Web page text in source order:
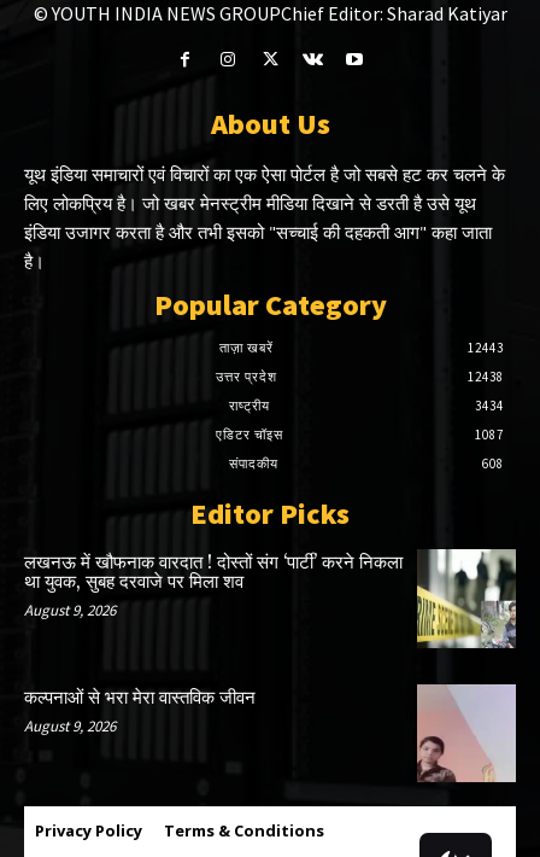
© YOUTH INDIA NEWS GROUPChief Editor: Sharad Katiyar
About Us
यूथ इंडिया समाचारों एवं विचारों का एक ऐसा पोर्टल है जो सबसे हट कर चलने के
लिए लोकप्रिय है। जो खबर मेनस्ट्रीम मीडिया दिखाने से डरती है उसे यूथ
इंडिया उजागर करता है और तभी इसको "सच्चाई की दहकती आग" कहा जाता
है।
Popular Category
ताज़ा खबरें
12443
उत्तर प्रदेश
12438
राष्ट्रीय
3434
एडिटर चॉइस
1087
संपादकीय
608
Editor Picks
लखनऊ में खौफनाक वारदात ! दोस्तों संग ‘पार्टी’ करने निकला
था युवक, सुबह दरवाजे पर मिला शव
August 9, 2026
कल्पनाओं से भरा मेरा वास्तविक जीवन
August 9, 2026
Privacy Policy Terms & Conditions